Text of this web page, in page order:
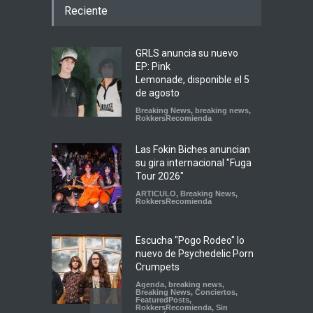
Reciente
GRLS anuncia su nuevo
EP: Pink
Lemonade, disponible el 5
de agosto
Breaking News, breaking news,
RokkersRecomienda
Las Fokin Biches anuncian
su gira internacional "Fuga
Tour 2026"
ARTICULO, Breaking News,
RokkersRecomienda
Escucha "Pogo Rodeo" lo
nuevo de Psychedelic Porn
Crumpets
Agenda, breaking news,
Breaking News, Conciertos,
FeaturedPosts,
RokkersRecomienda, Sin